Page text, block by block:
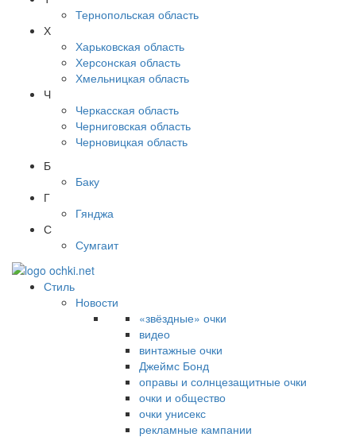
Тернопольская область
Х
Харьковская область
Херсонская область
Хмельницкая область
Ч
Черкасская область
Черниговская область
Черновицкая область
Б
Баку
Г
Гянджа
С
Сумгаит
Стиль
Новости
«звёздные» очки
видео
винтажные очки
Джеймс Бонд
оправы и солнцезащитные очки
очки и общество
очки унисекс
рекламные кампании